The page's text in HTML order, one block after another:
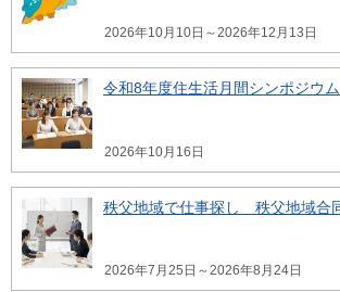
2026年10月10日～2026年12月13日
令和8年度住生活月間シンポジウム
2026年10月16日
秩父地域で仕事探し 秩父地域合
2026年7月25日～2026年8月24日